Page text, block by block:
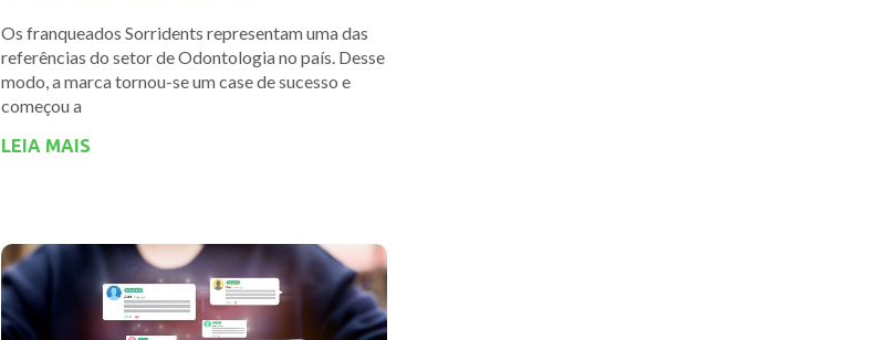
Os franqueados Sorridents representam uma das
referências do setor de Odontologia no país. Desse
modo, a marca tornou-se um case de sucesso e
começou a
LEIA MAIS